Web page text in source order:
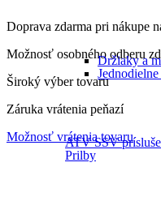
Prilby
Držiaky a
ATV SSV
Doprava zdarma pri nákupe
Možnosť osobného odberu
Široký výber tovaru
Záruka vrátenia peňazí
Možnosť vrátenia tovaru